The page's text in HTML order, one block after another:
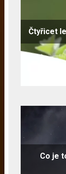
Čtyřicet
Co je